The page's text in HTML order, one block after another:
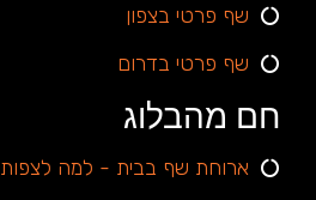
שף פרטי בצפון
שף פרטי בדרום
חם מהבלוג
ארוחת שף בבית - למה לצפות